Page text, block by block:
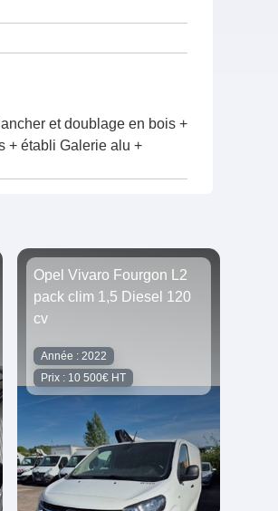
et doublage en bois +
+ établi Galerie alu +
Opel Vivaro Fourgon L2
pack clim 1,5 Diesel 120
cv
Année : 2022
Prix : 10 500€ HT